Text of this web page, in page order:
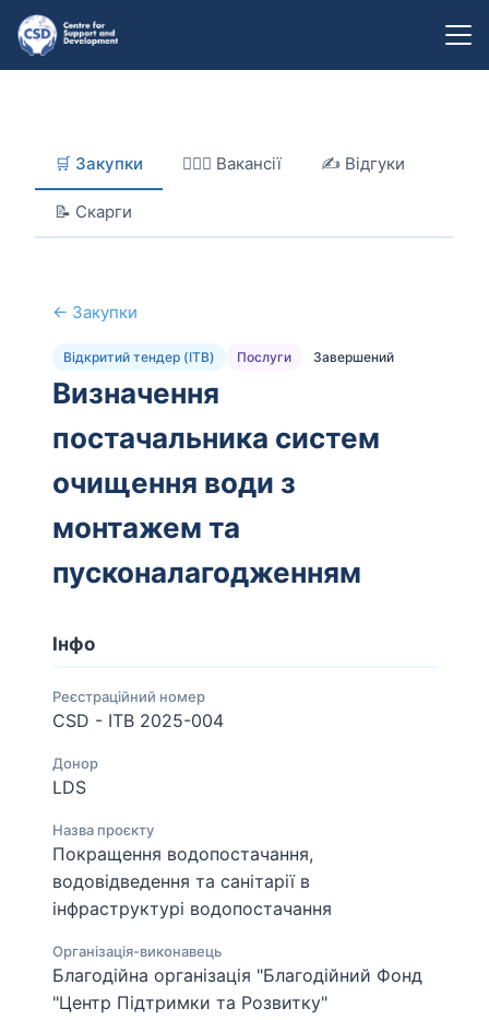
🛒 Закупки 👷‍👷‍♂️ Вакансії ✍️ Відгуки
📝 Скарги
← Закупки
Відкритий тендер (ITB) Послуги Завершений
Визначення
постачальника систем
очищення води з
монтажем та
пусконалагодженням
Інфо
Реєстраційний номер
CSD - ITB 2025-004
Донор
LDS
Назва проєкту
Покращення водопостачання,
водовідведення та санітарії в
інфраструктурі водопостачання
Організація-виконавець
Благодійна організація "Благодійний Фонд
"Центр Підтримки та Розвитку"